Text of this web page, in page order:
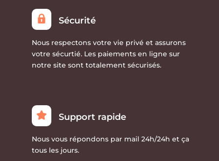
Sécurité
Nous respectons votre vie privé et assurons
votre sécurtié. Les paiements en ligne sur
notre site sont totalement sécurisés.
Support rapide
Nous vous répondons par mail 24h/24h et ça
tous les jours.